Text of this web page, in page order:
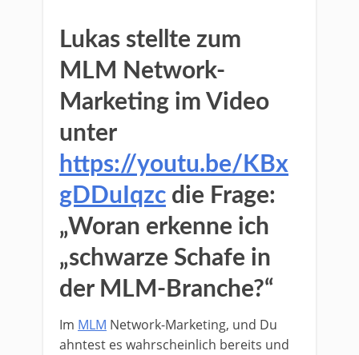
Lukas stellte zum
MLM Network-
Marketing im Video
unter
https://youtu.be/KBx
gDDuIqzc die Frage:
„Woran erkenne ich
„schwarze Schafe in
der MLM-Branche?“
Im MLM Network-Marketing, und Du
ahntest es wahrscheinlich bereits und